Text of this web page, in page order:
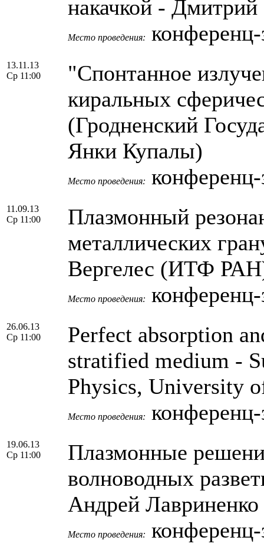
накачкой -
Место проведения:
13.11.13
Ср 11:00
"Спонтанное
киральных
(Гродненский
Янки Купалы)
Место проведения:
11.09.13
Ср 11:00
Плазмонный
металлических
Вергелес (ИТФ
Место проведения:
26.06.13
Ср 11:00
Perfect absorption
stratified medium -
Physics, University
Место проведения:
19.06.13
Ср 11:00
Плазмонные
волноводных
Андрей Лавриненко
Место проведения: